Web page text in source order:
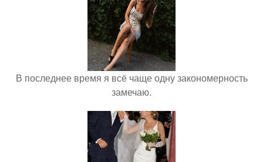
В последнее время я всё чаще одну закономерность
замечаю.